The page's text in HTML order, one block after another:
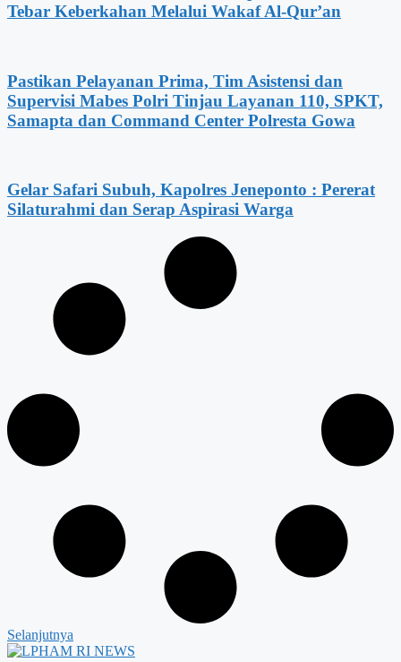
Tebar Keberkahan Melalui Wakaf Al-Qur’an
Pastikan Pelayanan Prima, Tim Asistensi dan
Supervisi Mabes Polri Tinjau Layanan 110, SPKT,
Samapta dan Command Center Polresta Gowa
Gelar Safari Subuh, Kapolres Jeneponto : Pererat
Silaturahmi dan Serap Aspirasi Warga
Selanjutnya